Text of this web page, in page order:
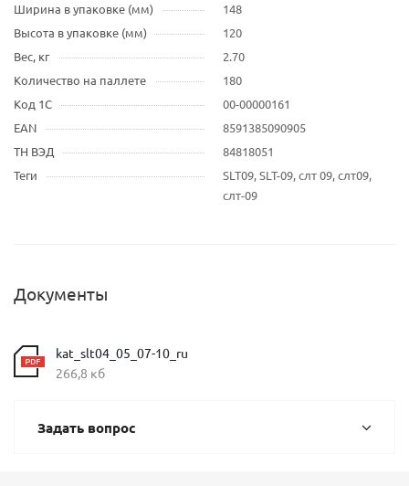
Ширина в упаковке (мм)
148
Высота в упаковке (мм)
120
Вес, кг
2.70
Количество на паллете
180
Код 1С
00-00000161
EAN
8591385090905
ТН ВЭД
84818051
Теги
SLT09, SLT-09, слт 09, слт09,
слт-09
Документы
kat_slt04_05_07-10_ru
266,8 кб
Задать вопрос